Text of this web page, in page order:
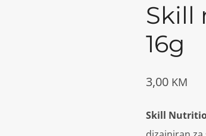
Skill
16g
3,00 KM
Skill